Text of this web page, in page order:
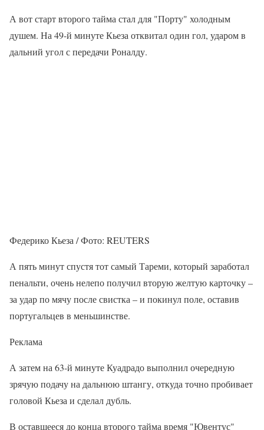
А вот старт второго тайма стал для "Порту" холодным
душем. На 49-й минуте Кьеза отквитал один гол, ударом в
дальний угол с передачи Роналду.
Федерико Кьеза / Фото: REUTERS
А пять минут спустя тот самый Тареми, который заработал
пенальти, очень нелепо получил вторую желтую карточку –
за удар по мячу после свистка – и покинул поле, оставив
португальцев в меньшинстве.
Реклама
А затем на 63-й минуте Куадрадо выполнил очередную
зрячую подачу на дальнюю штангу, откуда точно пробивает
головой Кьеза и сделал дубль.
В оставшееся до конца второго тайма время "Ювентус"